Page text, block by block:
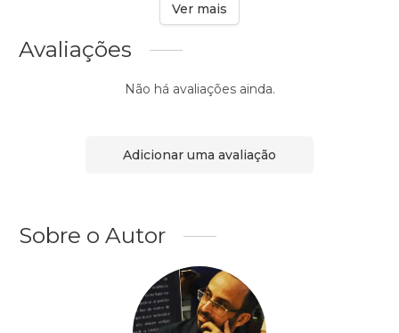
Ver mais
Avaliações
Não há avaliações ainda.
Adicionar uma avaliação
Sobre o Autor